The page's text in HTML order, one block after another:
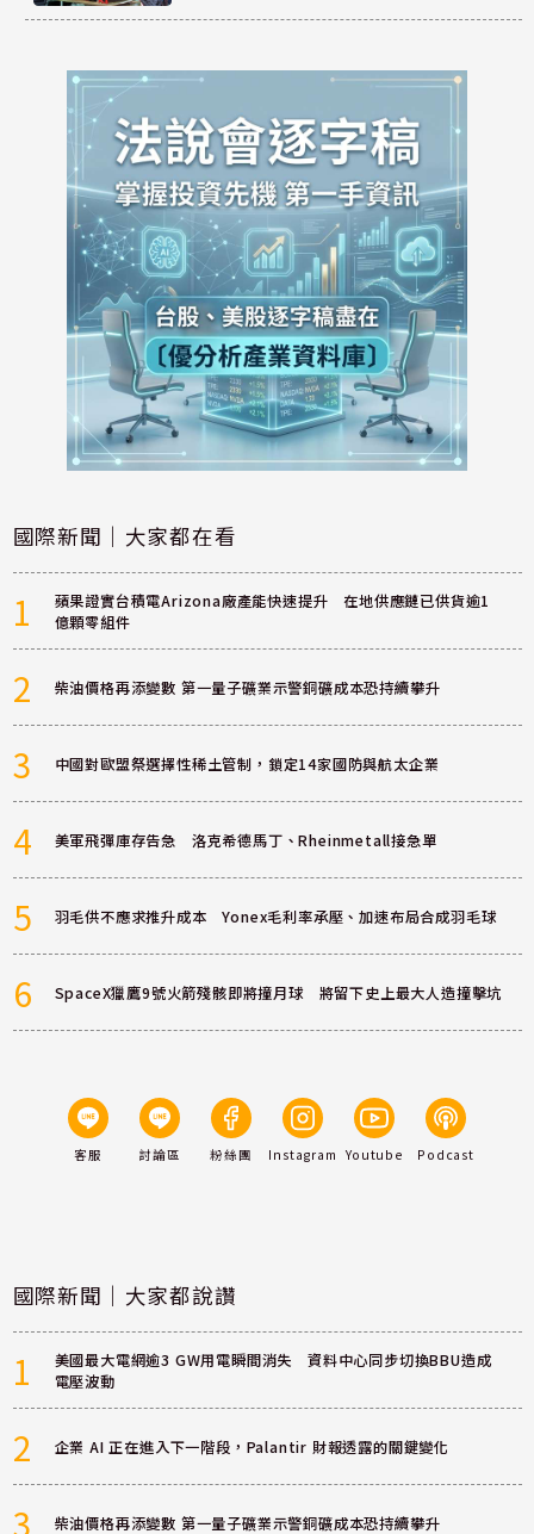
國際新聞｜大家都在看
1
蘋果證實台積電Arizona廠產能快速提升 在地供應鏈已供貨逾1
億顆零組件
2 柴油價格再添變數 第一量子礦業示警銅礦成本恐持續攀升
3 中國對歐盟祭選擇性稀土管制，鎖定14家國防與航太企業
4 美軍飛彈庫存告急 洛克希德馬丁、Rheinmetall接急單
5 羽毛供不應求推升成本 Yonex毛利率承壓、加速布局合成羽毛球
6 SpaceX獵鷹9號火箭殘骸即將撞月球 將留下史上最大人造撞擊坑
客服 討論區 粉絲團 Instagram Youtube Podcast
國際新聞｜大家都說讚
1
美國最大電網逾3 GW用電瞬間消失 資料中心同步切換BBU造成
電壓波動
2 企業 AI 正在進入下一階段，Palantir 財報透露的關鍵變化
3 柴油價格再添變數 第一量子礦業示警銅礦成本恐持續攀升